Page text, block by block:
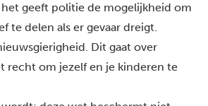
geeft politie de mogelijkheid om
te delen als er gevaar dreigt.
Dit gaat over
recht om jezelf en je kinderen te